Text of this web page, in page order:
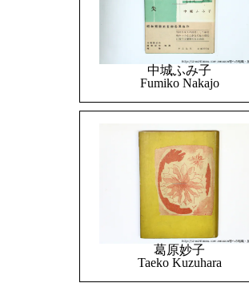
中城ふみ子
Fumiko Nakajo
葛原妙子
Taeko Kuzuhara